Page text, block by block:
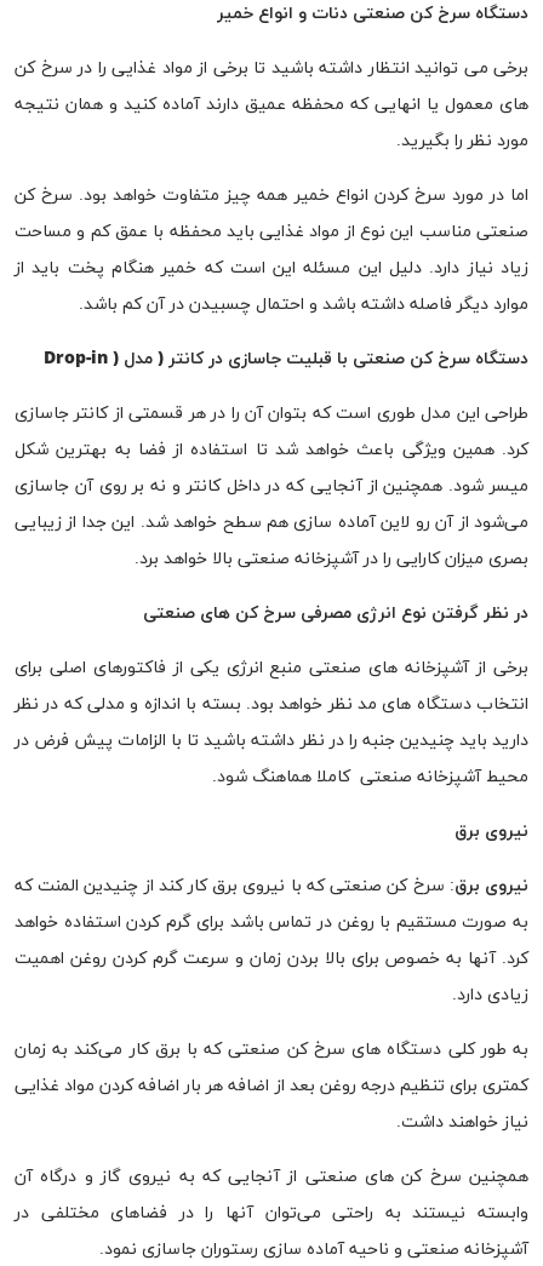
دستگاه سرخ کن صنعتی دنات و انواع خمیر
برخی می توانید انتظار داشته باشید تا برخی از مواد غذایی را در سرخ کن
های معمول یا انهایی که محفظه عمیق دارند آماده کنید و همان نتیجه
مورد نظر را بگیرید.
اما در مورد سرخ کردن انواع خمیر همه چیز متفاوت خواهد بود. سرخ کن
صنعتی مناسب این نوع از مواد غذایی باید محفظه با عمق کم و مساحت
زیاد نیاز دارد. دلیل این مسئله این است که خمیر هنگام پخت باید از
موارد دیگر فاصله داشته باشد و احتمال چسبیدن در آن کم باشد.
دستگاه سرخ کن صنعتی با قبلیت جاسازی در کانتر ( مدل ( Drop-in
طراحی این مدل طوری است که بتوان آن را در هر قسمتی از کانتر جاسازی
کرد. همین ویژگی باعث خواهد شد تا استفاده از فضا به بهترین شکل
میسر شود. همچنین از آنجایی که در داخل کانتر و نه بر روی آن جاسازی
می‌شود از آن رو لاین آماده سازی هم سطح خواهد شد. این جدا از زیبایی
بصری میزان کارایی را در آشپزخانه صنعتی بالا خواهد برد.
در نظر گرفتن نوع انرژی مصرفی سرخ کن های صنعتی
برخی از آشپزخانه های صنعتی منبع انرژی یکی از فاکتورهای اصلی برای
انتخاب دستگاه های مد نظر خواهد بود. بسته با اندازه و مدلی که در نظر
دارید باید چنیدین جنبه را در نظر داشته باشید تا با الزامات پیش فرض در
محیط آشپزخانه صنعتی کاملا هماهنگ شود.
نیروی برق
نیروی برق: سرخ کن صنعتی که با نیروی برق کار کند از چنیدین المنت که
به صورت مستقیم با روغن در تماس باشد برای گرم کردن استفاده خواهد
کرد. آنها به خصوص برای بالا بردن زمان و سرعت گرم کردن روغن اهمیت
زیادی دارد.
به طور کلی دستگاه های سرخ کن صنعتی که با برق کار می‌کند به زمان
کمتری برای تنظیم درجه روغن بعد از اضافه هر بار اضافه کردن مواد غذایی
نیاز خواهند داشت.
همچنین سرخ کن های صنعتی از آنجایی که به نیروی گاز و درگاه آن
وابسته نیستند به راحتی می‌توان آنها را در فضاهای مختلفی در
آشپزخانه صنعتی و ناحیه آماده سازی رستوران جاسازی نمود.